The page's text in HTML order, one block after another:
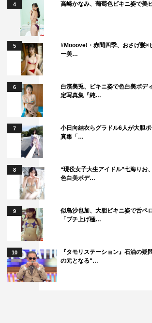
4 高崎かなみ、葡萄色ビキニ姿で美
5
#Mooove!・赤間四季、おさげ髪×
ー美…
6
白濱美兎、ビキニ姿で色白美ボ
定写真集『純…
7
小日向結衣らグラドル6人が大胆
真集「…
8
“現役女子大生アイドル”七海りお
色白美ボデ…
9
似鳥沙也加、大胆ビキニ姿で舌
「ブチ上げ極…
10
『タモリステーション』石油の
の元となる“…